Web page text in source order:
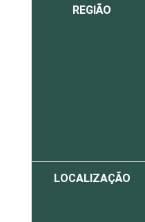
REGIÃO
LOCALIZAÇÃO